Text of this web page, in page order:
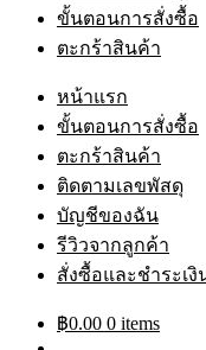
ขั้นตอนการสั่งซื้อ
ตะกร้าสินค้า
หน้าแรก
ขั้นตอนการสั่งซื้อ
ตะกร้าสินค้า
ติดตามเลขพัสดุ
บัญชีของฉัน
รีวิวจากลูกค้า
สั่งซื้อและชำระเงิ
฿0.00 0 items